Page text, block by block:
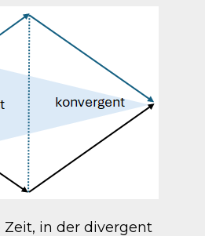
in der divergent